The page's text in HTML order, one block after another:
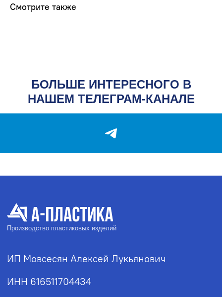
Смотрите также
БОЛЬШЕ ИНТЕРЕСНОГО В
НАШЕМ ТЕЛЕГРАМ-КАНАЛЕ
НАВИГАЦИЯ
Контакты
Адрес
Адрес: г. Ростов-на-Дону,
1-я Форматная ул., 20
+7 (928) 147-00-
07
plastika.a@yandex.ru